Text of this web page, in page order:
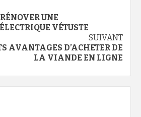
UNE
VÉTUSTE
SUIVANT
AVANTAGES D’ACHETER DE
LA VIANDE EN LIGNE